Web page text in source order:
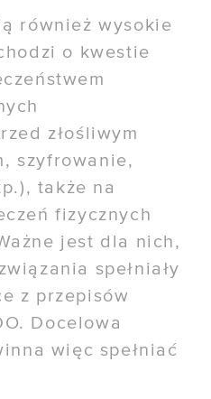
również wysokie
o kwestie
złośliwym
szyfrowanie,
także na
fizycznych
jest dla nich,
spełniały
z przepisów
Docelowa
więc spełniać